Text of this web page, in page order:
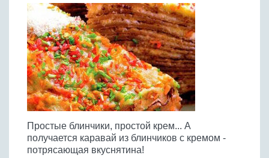
Простые блинчики, простой крем... А
получается каравай из блинчиков с кремом -
потрясающая вкуснятина!